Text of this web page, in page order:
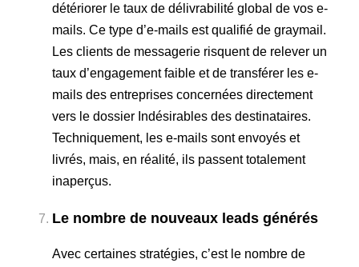
détériorer le taux de délivrabilité global de vos e-
mails. Ce type d’e-mails est qualifié de graymail.
Les clients de messagerie risquent de relever un
taux d’engagement faible et de transférer les e-
mails des entreprises concernées directement
vers le dossier Indésirables des destinataires.
Techniquement, les e-mails sont envoyés et
livrés, mais, en réalité, ils passent totalement
inaperçus.
Le nombre de nouveaux leads générés
Avec certaines stratégies, c’est le nombre de